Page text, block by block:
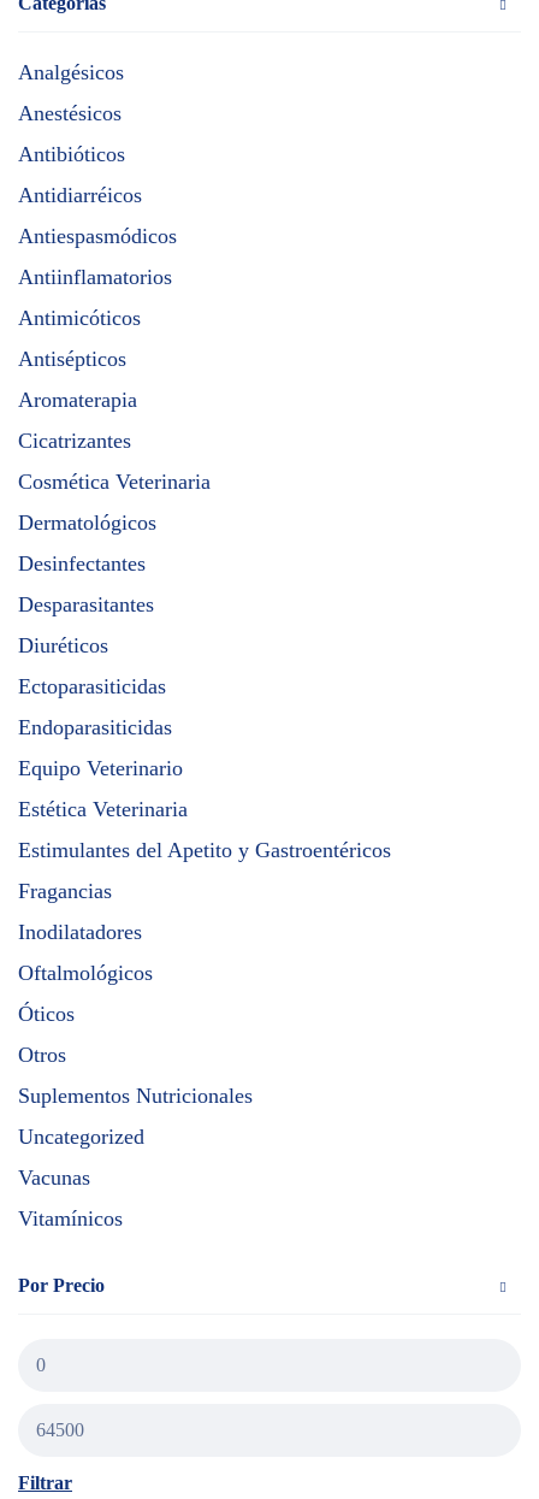
Analgésicos
Anestésicos
Antibióticos
Antidiarréicos
Antiespasmódicos
Antiinflamatorios
Antimicóticos
Antisépticos
Aromaterapia
Cicatrizantes
Cosmética Veterinaria
Dermatológicos
Desinfectantes
Desparasitantes
Diuréticos
Ectoparasiticidas
Endoparasiticidas
Equipo Veterinario
Estética Veterinaria
Estimulantes del Apetito y Gastroentéricos
Fragancias
Inodilatadores
Oftalmológicos
Óticos
Otros
Suplementos Nutricionales
Uncategorized
Vacunas
Vitamínicos
Por Precio
Filtrar